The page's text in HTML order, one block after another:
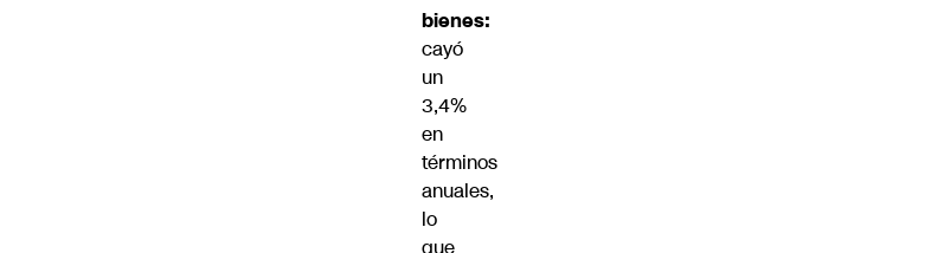
bienes:
cayó
un
3,4%
en
términos
anuales,
lo